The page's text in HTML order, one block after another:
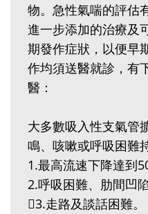
物。急性氣喘的評估
進一步添加的治療及
期發作症狀，以便早
作均須送醫就診，有
醫：
大多數吸入性支氣管
鳴、咳嗽或呼吸困難
1.最高流速下降達到
2.呼吸困難、肋間凹陷
3.走路及談話困難。